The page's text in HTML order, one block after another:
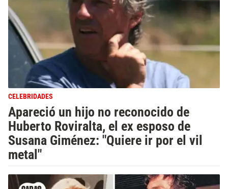
CELEBRIDADES
Apareció un hijo no reconocido de
Huberto Roviralta, el ex esposo de
Susana Giménez: "Quiere ir por el vil
metal"